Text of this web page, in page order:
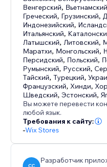
Венгерский, Вьетнамский
Греческий, Грузинский,
Индонезийский,
Итальянский,
Латышский, Литовский,
Маратхи, Монгольский,
Персидский, Польский,
Румынский, Русский,
Тайский,Турецкий,
Французский, Хинди,
Шведский,Эстонский,
Вы можете перевести
любой язык.
Требования к сайту:
-Wix Stores
Разработчик